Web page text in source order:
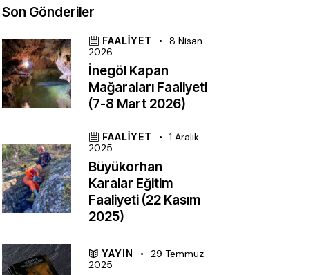
Son Gönderiler
FAALIYET
8 Nisan
2026
İnegöl Kapan
Mağaraları Faaliyeti
(7-8 Mart 2026)
FAALIYET
1 Aralık
2025
Büyükorhan
Karalar Eğitim
Faaliyeti (22 Kasım
2025)
YAYIN
29 Temmuz
2025